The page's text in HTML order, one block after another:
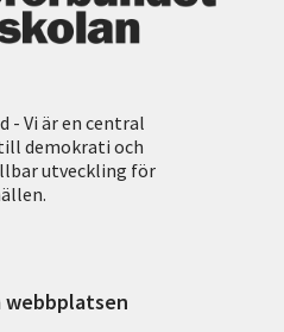
- Vi är en central
demokrati och
utveckling för
webbplatsen